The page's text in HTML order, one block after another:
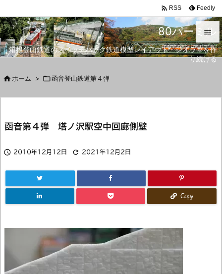
80パーミル
箱根登山鉄道のスイッチバック鉄道模型レイアウト・ジオラマを作
り続ける


メニュ
 RSS Feedly
 ホーム > 函音登山鉄道第４弾
函音第４弾 塔ノ沢駅空中回廊側壁
 2010年12月12日  2021年12月2日
Copy